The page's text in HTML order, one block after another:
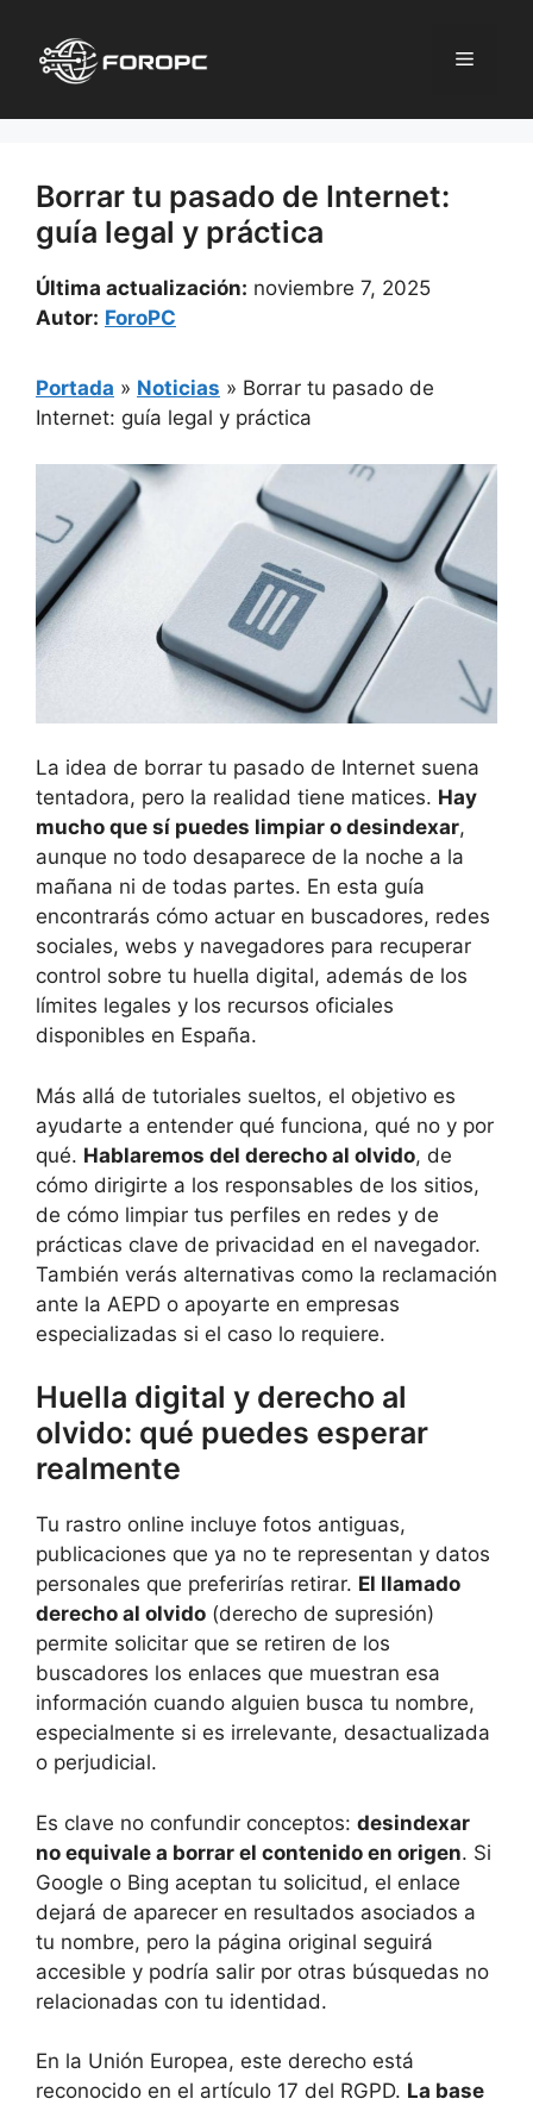
contenido
Menú
Borrar tu pasado de Internet:
guía legal y práctica
Última actualización: noviembre 7, 2025
Autor: ForoPC
Portada » Noticias » Borrar tu pasado de
Internet: guía legal y práctica
La idea de borrar tu pasado de Internet suena
tentadora, pero la realidad tiene matices. Hay
mucho que sí puedes limpiar o desindexar,
aunque no todo desaparece de la noche a la
mañana ni de todas partes. En esta guía
encontrarás cómo actuar en buscadores, redes
sociales, webs y navegadores para recuperar
control sobre tu huella digital, además de los
límites legales y los recursos oficiales
disponibles en España.
Más allá de tutoriales sueltos, el objetivo es
ayudarte a entender qué funciona, qué no y por
qué. Hablaremos del derecho al olvido, de
cómo dirigirte a los responsables de los sitios,
de cómo limpiar tus perfiles en redes y de
prácticas clave de privacidad en el navegador.
También verás alternativas como la reclamación
ante la AEPD o apoyarte en empresas
especializadas si el caso lo requiere.
Huella digital y derecho al
olvido: qué puedes esperar
realmente
Tu rastro online incluye fotos antiguas,
publicaciones que ya no te representan y datos
personales que preferirías retirar. El llamado
derecho al olvido (derecho de supresión)
permite solicitar que se retiren de los
buscadores los enlaces que muestran esa
información cuando alguien busca tu nombre,
especialmente si es irrelevante, desactualizada
o perjudicial.
Es clave no confundir conceptos: desindexar
no equivale a borrar el contenido en origen. Si
Google o Bing aceptan tu solicitud, el enlace
dejará de aparecer en resultados asociados a
tu nombre, pero la página original seguirá
accesible y podría salir por otras búsquedas no
relacionadas con tu identidad.
En la Unión Europea, este derecho está
reconocido en el artículo 17 del RGPD. La base